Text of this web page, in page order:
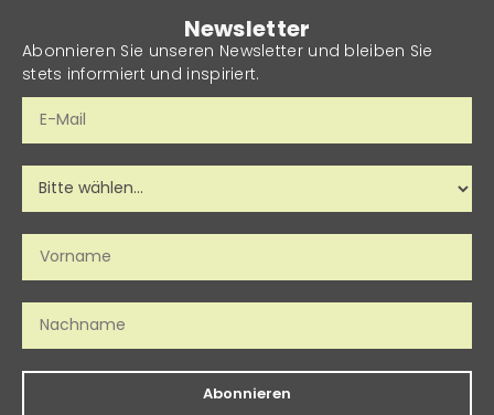
Newsletter
Abonnieren Sie unseren Newsletter und bleiben Sie
stets informiert und inspiriert.
Abonnieren